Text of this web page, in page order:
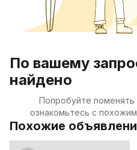
По вашему
найдено
Попробуйте поменять
ознакомьтесь с
Похожие